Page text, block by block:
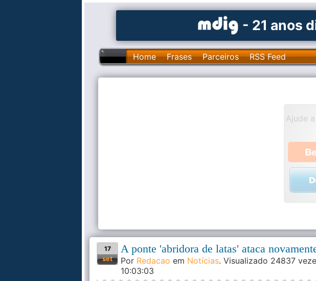
- 21 anos
Home Frases Parceiros RSS Feed
Ajude
17
set
A ponte 'abridora de latas' ataca
Por Redacao em Notícias. Visualizado 24837
10:03:03